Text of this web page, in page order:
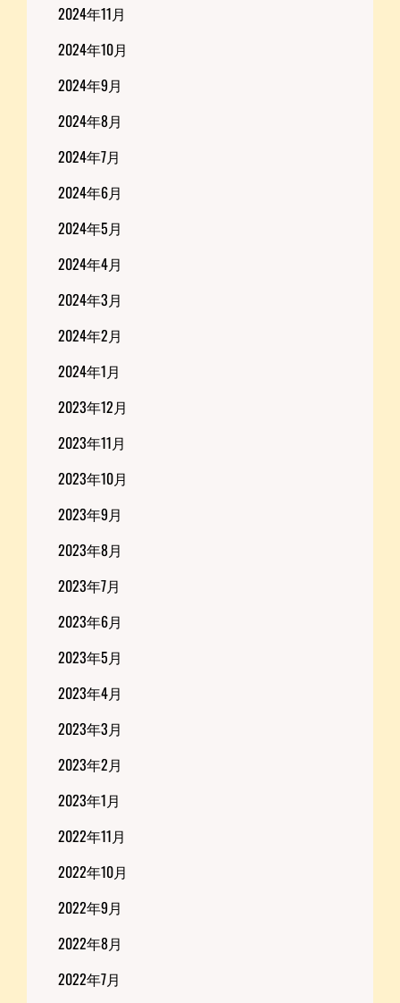
2024年11月
2024年10月
2024年9月
2024年8月
2024年7月
2024年6月
2024年5月
2024年4月
2024年3月
2024年2月
2024年1月
2023年12月
2023年11月
2023年10月
2023年9月
2023年8月
2023年7月
2023年6月
2023年5月
2023年4月
2023年3月
2023年2月
2023年1月
2022年11月
2022年10月
2022年9月
2022年8月
2022年7月